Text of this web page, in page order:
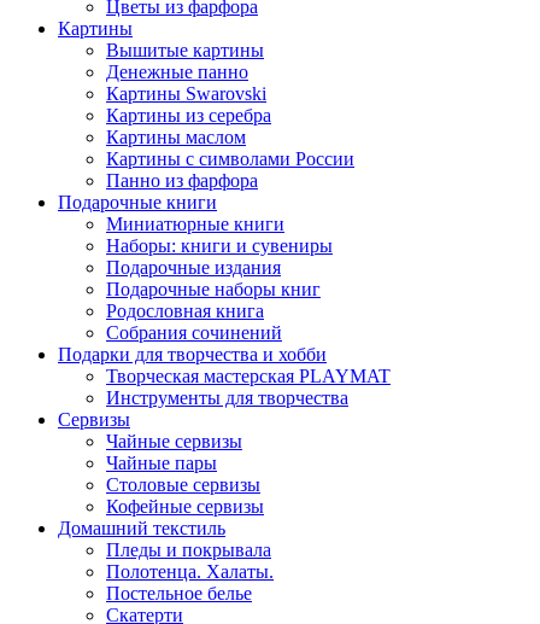
Цветы из фарфора
Картины
Вышитые картины
Денежные панно
Картины Swarovski
Картины из серебра
Картины маслом
Картины с символами России
Панно из фарфора
Подарочные книги
Миниатюрные книги
Наборы: книги и сувениры
Подарочные издания
Подарочные наборы книг
Родословная книга
Собрания сочинений
Подарки для творчества и хобби
Творческая мастерская PLAYMAT
Инструменты для творчества
Cервизы
Чайные сервизы
Чайные пары
Столовые сервизы
Кофейные сервизы
Домашний текстиль
Пледы и покрывала
Полотенца. Халаты.
Постельное белье
Скатерти